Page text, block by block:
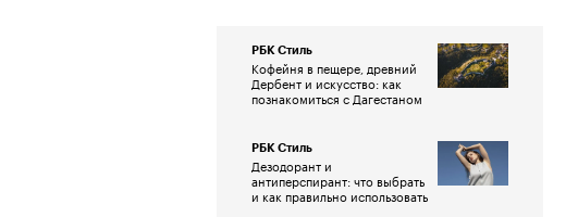
РБК Стиль
Кофейня в пещере, древний
Дербент и искусство: как
познакомиться с Дагестаном
РБК Стиль
Дезодорант и
антиперспирант: что выбрать
и как правильно использовать